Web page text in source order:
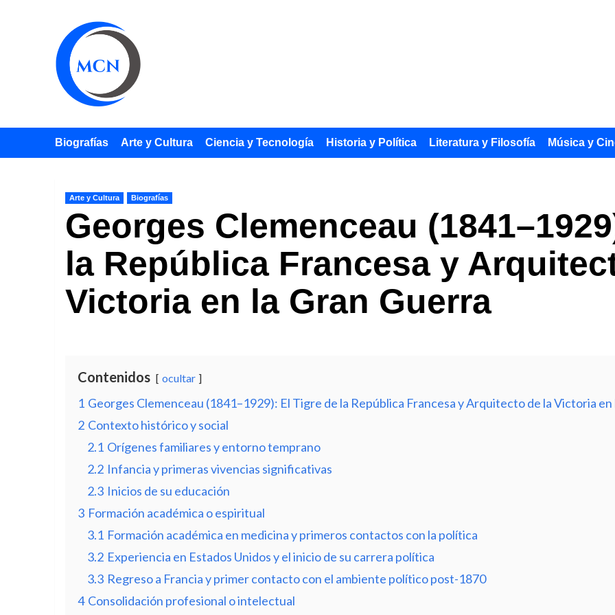
Biografías Arte y Cultura Ciencia y Tecnología Historia y Política Literatura y Filosofía Música y
Arte y Cultura Biografías
Georges Clemenceau
la República Francesa y
Victoria en la Gran Guerra
Contenidos ocultar
1 Georges Clemenceau (1841–1929): El Tigre de la República Francesa y Arquitecto de la Victoria en
2 Contexto histórico y social
2.1 Orígenes familiares y entorno temprano
2.2 Infancia y primeras vivencias significativas
2.3 Inicios de su educación
3 Formación académica o espiritual
3.1 Formación académica en medicina y primeros contactos con la política
3.2 Experiencia en Estados Unidos y el inicio de su carrera política
3.3 Regreso a Francia y primer contacto con el ambiente político post-1870
4 Consolidación profesional o intelectual